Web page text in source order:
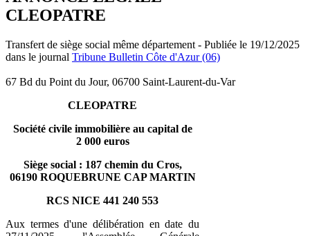
CLEOPATRE
Transfert de siège social même département - Publiée le 19/12/2025
dans le journal Tribune Bulletin Côte d'Azur (06)
67 Bd du Point du Jour, 06700 Saint-Laurent-du-Var
CLEOPATRE
Société civile immobilière au capital de
2 000 euros
Siège social : 187 chemin du Cros,
06190 ROQUEBRUNE CAP MARTIN
RCS NICE 441 240 553
Aux termes d'une délibération en date du